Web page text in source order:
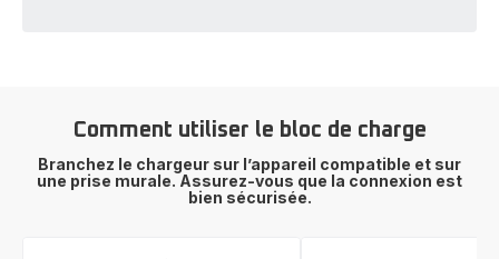
Comment utiliser le bloc de charge
Branchez le chargeur sur l’appareil compatible et sur
une prise murale. Assurez-vous que la connexion est
bien sécurisée.